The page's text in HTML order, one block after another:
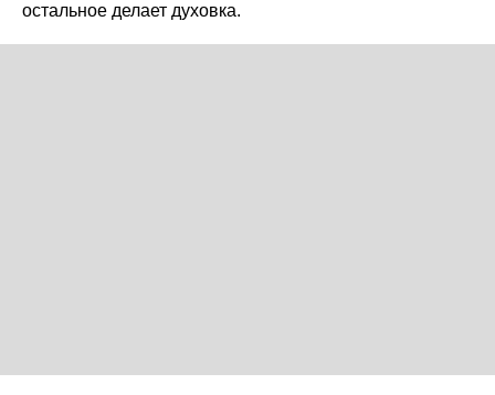
остальное делает духовка.